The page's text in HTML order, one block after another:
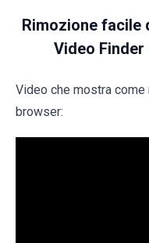
Rimozione facile
Video
Video che mostra
browser: